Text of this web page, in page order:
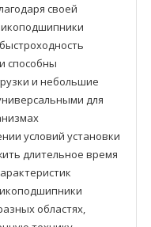
своей
способны
и небольшие
для
условий установки
длительное время
областях,